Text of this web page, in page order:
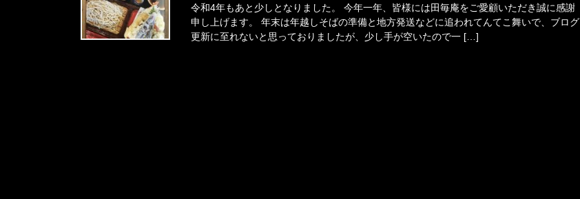
令和4年もあと少しとなりました。 今年一年、皆様には田毎庵をご愛顧いただき誠に感謝
申し上げます。 年末は年越しそばの準備と地方発送などに追われてんてこ舞いで、ブログ
更新に至れないと思っておりましたが、少し手が空いたので一 […]